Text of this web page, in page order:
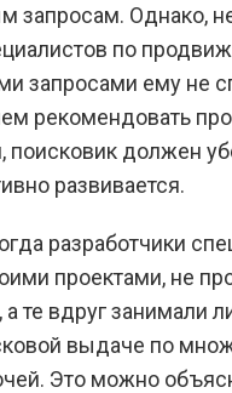
запросам. Однако,
по
запросами ему не
рекомендовать
поисковик должен
развивается.
разработчики
проектами, не
а те вдруг занимали
выдаче по
Это можно